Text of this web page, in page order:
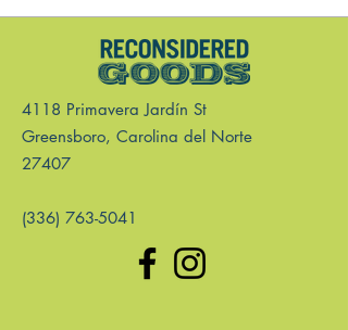
4118 Primavera Jardín St
Greensboro, Carolina del Norte
27407
(336) 763-5041